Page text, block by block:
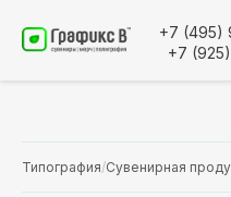
+7 (495)
+7 (925)
Типография/Сувенирная